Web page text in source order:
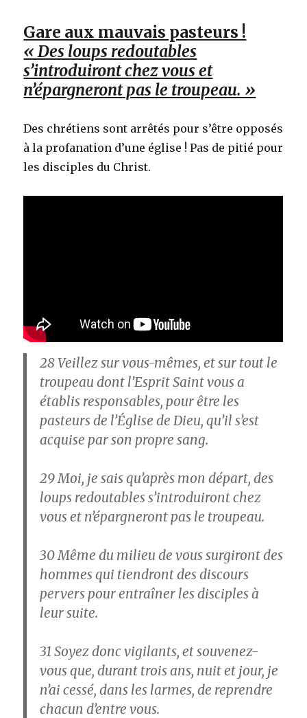
Gare aux mauvais pasteurs !
« Des loups redoutables
s’introduiront chez vous et
n’épargneront pas le troupeau. »
Des chrétiens sont arrêtés pour s’être opposés
à la profanation d’une église ! Pas de pitié pour
les disciples du Christ.
28Veillez sur vous-mêmes, et sur tout le
troupeau dont l’Esprit Saint vous a
établis responsables, pour être les
pasteurs de l’Église de Dieu, qu’il s’est
acquise par son propre sang.
29Moi, je sais qu’après mon départ, des
loups redoutables s’introduiront chez
vous et n’épargneront pas le troupeau.
30Même du milieu de vous surgiront des
hommes qui tiendront des discours
pervers pour entraîner les disciples à
leur suite.
31 Soyez donc vigilants, et souvenez-
vous que, durant trois ans, nuit et jour, je
n’ai cessé, dans les larmes, de reprendre
chacun d’entre vous.